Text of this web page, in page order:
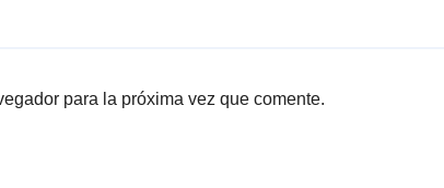
para la próxima vez que comente.